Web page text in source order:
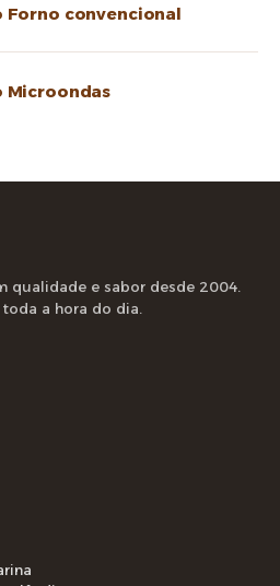
Forno convencional
Microondas
qualidade e sabor desde 2004.
a hora do dia.